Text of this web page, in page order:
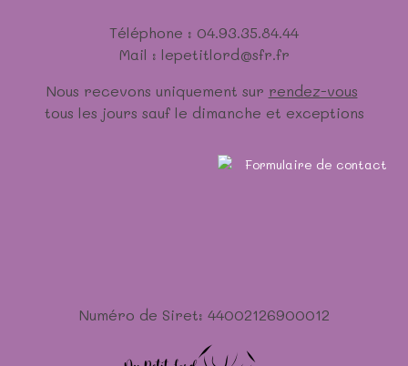
Téléphone : 04.93.35.84.44
Mail : lepetitlord@sfr.fr
Nous recevons uniquement sur rendez-vous
tous les jours sauf le dimanche et exceptions
Numéro de Siret: 44002126900012